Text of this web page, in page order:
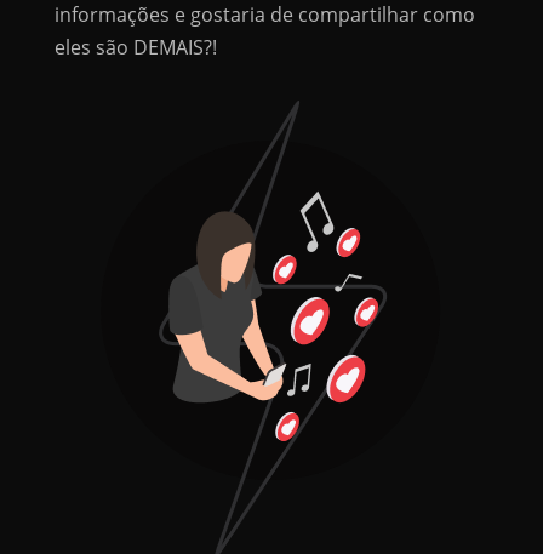
informações e gostaria de compartilhar como
eles são DEMAIS?!